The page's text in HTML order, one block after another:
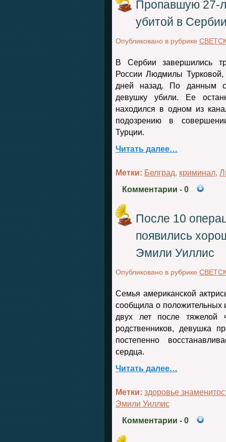
Пропавшую 27-
убитой в
Опубликовано в рубрике
В Сербии завершились
России Людмилы Турковой,
дней назад. По данным
девушку убили. Ее
находился в одном из
подозрению в
Турции.
Читать далее…
Метки: Белград, криминал,
Комментарии - 0
После 10
появились
Эмили Уиллис
Опубликовано в рубрике
Семья американской
сообщила о положительных
двух лет после тяжелой
родственников, девушка
постепенно
сердца.
Читать далее…
Метки: здоровье
Эмили Уиллис
Комментарии - 0